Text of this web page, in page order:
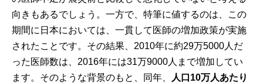
向きもあるでしょう。一方で、特筆に値するのは、この
期間に日本においては、一貫して医師の増加政策が実施
されたことです。その結果、2010年に約29万5000人だ
った医師数は、2016年には31万9000人まで増加してい
ます。そのような背景のもと、同年、
人口 10万人あたり